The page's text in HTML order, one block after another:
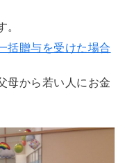
括贈与を受けた場合
母から若い人にお金